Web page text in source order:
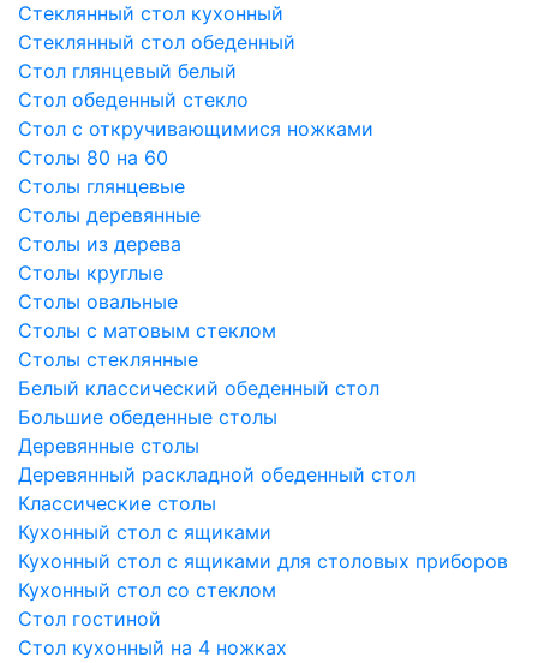
Стеклянный стол кухонный
Стеклянный стол обеденный
Стол глянцевый белый
Стол обеденный стекло
Стол с откручивающимися ножками
Столы 80 на 60
Столы глянцевые
Столы деревянные
Столы из дерева
Столы круглые
Столы овальные
Столы с матовым стеклом
Столы стеклянные
Белый классический обеденный стол
Большие обеденные столы
Деревянные столы
Деревянный раскладной обеденный стол
Классические столы
Кухонный стол с ящиками
Кухонный стол с ящиками для столовых приборов
Кухонный стол со стеклом
Стол гостиной
Стол кухонный на 4 ножках